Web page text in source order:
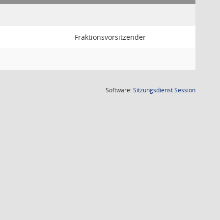
Fraktionsvorsitzender
Software:SitzungsdienstSession(Wird in